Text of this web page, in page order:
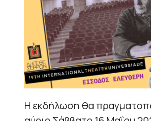
Η εκδήλωση θα